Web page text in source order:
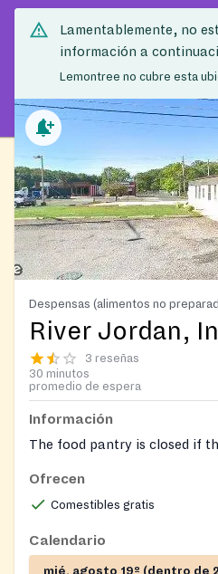
Lamentablemente, no
información a
Lemontree no cubre esta
Despensas (alimentos no
River Jordan,
3 reseñas
30 minutos
promedio de espera
Información
The food pantry is closed if
Ofrecen
Comestibles gratis
Calendario
mié, agosto 19º (dentro de